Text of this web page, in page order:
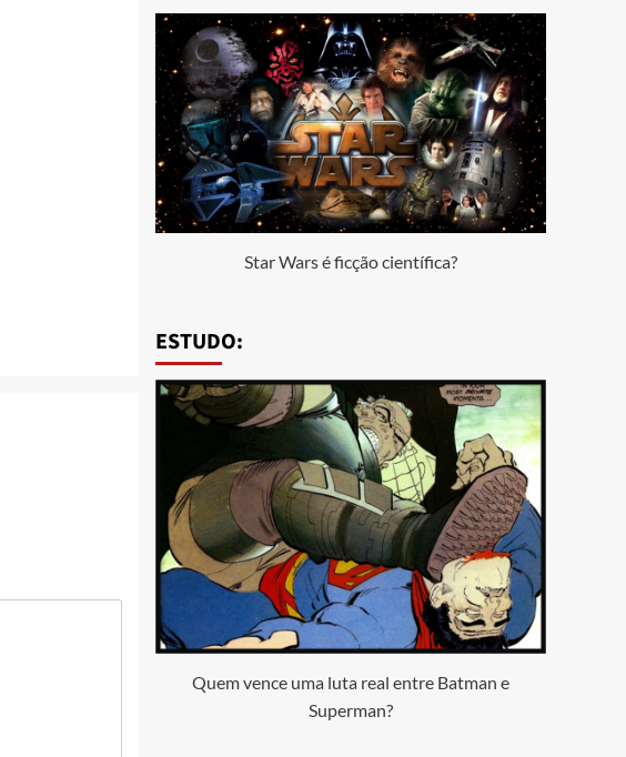
Star Wars é ficção científica?
ESTUDO:
Quem vence uma luta real entre Batman e
Superman?